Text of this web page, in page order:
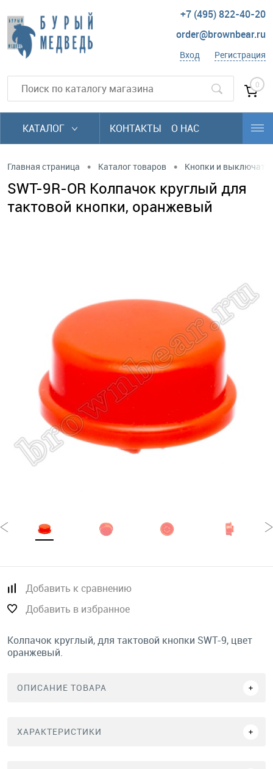
+7 (495) 822-40-20
order@brownbear.ru
Вход Регистрация
0
КАТАЛОГ КОНТАКТЫ О НАС
Главная страница • Каталог товаров • Кнопки и
SWT-9R-OR Колпачок круглый для
тактовой кнопки, оранжевый
Добавить к сравнению
Добавить в избранное
Колпачок круглый, для тактовой кнопки SWT-9, цвет
оранжевый.
ОПИСАНИЕ ТОВАРА
ХАРАКТЕРИСТИКИ